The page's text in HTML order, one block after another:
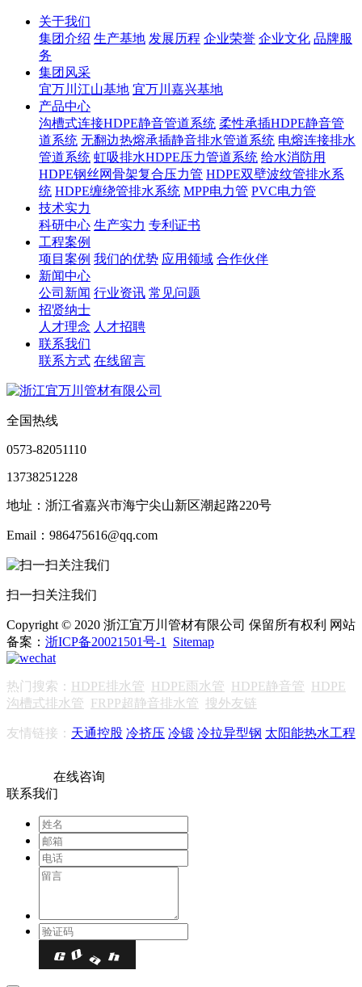
关于我们
集团介绍 生产基地 发展历程 企业荣誉 企业文化 品牌服
务
集团风采
宜万川江山基地 宜万川嘉兴基地
产品中心
沟槽式连接HDPE静音管道系统 柔性承插HDPE静音管
道系统 无翻边热熔承插静音排水管道系统 电熔连接排水
管道系统 虹吸排水HDPE压力管道系统 给水消防用
HDPE钢丝网骨架复合压力管 HDPE双壁波纹管排水系
统 HDPE缠绕管排水系统 MPP电力管 PVC电力管
技术实力
科研中心 生产实力 专利证书
工程案例
项目案例 我们的优势 应用领域 合作伙伴
新闻中心
公司新闻 行业资讯 常见问题
招贤纳士
人才理念 人才招聘
联系我们
联系方式 在线留言
全国热线
0573-82051110
13738251228
地址：浙江省嘉兴市海宁尖山新区潮起路220号
Email：986475616@qq.com
扫一扫关注我们
Copyright © 2020 浙江宜万川管材有限公司 保留所有权利 网站
备案： 浙ICP备20021501号-1 Sitemap
热门搜索： HDPE排水管 HDPE雨水管 HDPE静音管 HDPE
沟槽式排水管 FRPP超静音排水管 搜外友链
友情链接： 天通控股 冷挤压 冷锻 冷拉异型钢 太阳能热水工程
在线咨询
联系我们